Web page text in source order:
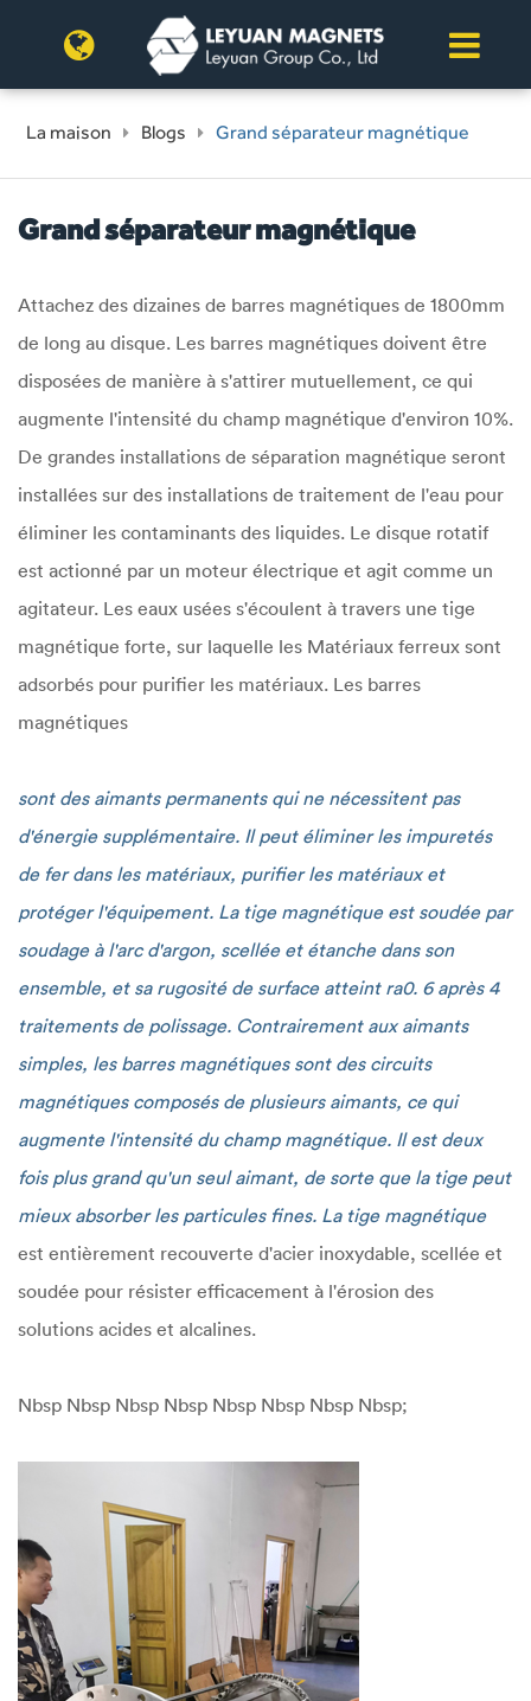
La maison Blogs Grand séparateur magnétique
Grand séparateur magnétique
Attachez des dizaines de barres magnétiques de 1800mm
de long au disque. Les barres magnétiques doivent être
disposées de manière à s'attirer mutuellement, ce qui
augmente l'intensité du champ magnétique d'environ 10%.
De grandes installations de séparation magnétique seront
installées sur des installations de traitement de l'eau pour
éliminer les contaminants des liquides. Le disque rotatif
est actionné par un moteur électrique et agit comme un
agitateur. Les eaux usées s'écoulent à travers une tige
magnétique forte, sur laquelle les Matériaux ferreux sont
adsorbés pour purifier les matériaux. Les barres
magnétiques
sont des aimants permanents qui ne nécessitent pas
d'énergie supplémentaire. Il peut éliminer les impuretés
de fer dans les matériaux, purifier les matériaux et
protéger l'équipement. La tige magnétique est soudée par
soudage à l'arc d'argon, scellée et étanche dans son
ensemble, et sa rugosité de surface atteint ra0. 6 après 4
traitements de polissage. Contrairement aux aimants
simples, les barres magnétiques sont des circuits
magnétiques composés de plusieurs aimants, ce qui
augmente l'intensité du champ magnétique. Il est deux
fois plus grand qu'un seul aimant, de sorte que la tige peut
mieux absorber les particules fines. La tige magnétique
est entièrement recouverte d'acier inoxydable, scellée et
soudée pour résister efficacement à l'érosion des
solutions acides et alcalines.
Nbsp Nbsp Nbsp Nbsp Nbsp Nbsp Nbsp Nbsp;